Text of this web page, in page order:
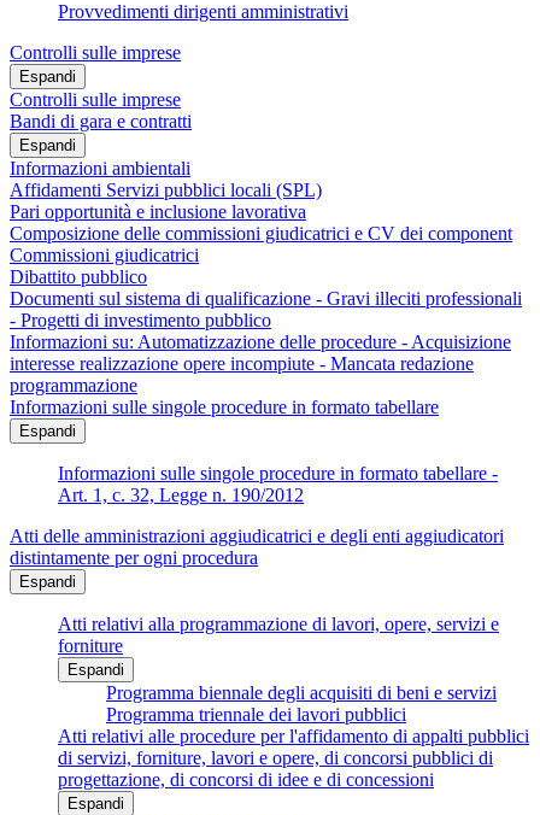
Provvedimenti dirigenti amministrativi
Controlli sulle imprese
Espandi
Controlli sulle imprese
Bandi di gara e contratti
Espandi
Informazioni ambientali
Affidamenti Servizi pubblici locali (SPL)
Pari opportunità e inclusione lavorativa
Composizione delle commissioni giudicatrici e CV dei component
Commissioni giudicatrici
Dibattito pubblico
Documenti sul sistema di qualificazione - Gravi illeciti professionali
- Progetti di investimento pubblico
Informazioni su: Automatizzazione delle procedure - Acquisizione
interesse realizzazione opere incompiute - Mancata redazione
programmazione
Informazioni sulle singole procedure in formato tabellare
Espandi
Informazioni sulle singole procedure in formato tabellare -
Art. 1, c. 32, Legge n. 190/2012
Atti delle amministrazioni aggiudicatrici e degli enti aggiudicatori
distintamente per ogni procedura
Espandi
Atti relativi alla programmazione di lavori, opere, servizi e
forniture
Espandi
Programma biennale degli acquisiti di beni e servizi
Programma triennale dei lavori pubblici
Atti relativi alle procedure per l'affidamento di appalti pubblici
di servizi, forniture, lavori e opere, di concorsi pubblici di
progettazione, di concorsi di idee e di concessioni
Espandi